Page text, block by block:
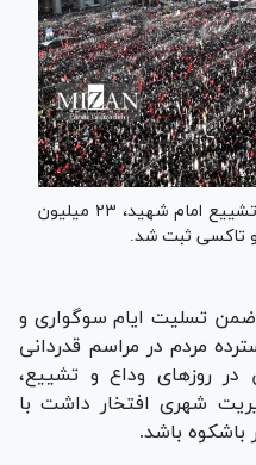
طی سه روز برگزاری مراسم وداع و تشییع امام شهید، ۲۳ میلیون
تسلیت ایام سوگواری و
مردم در مراسم قدردانی
در روز‌های وداع و تشییع،
شهری افتخار داشت با
باشد.